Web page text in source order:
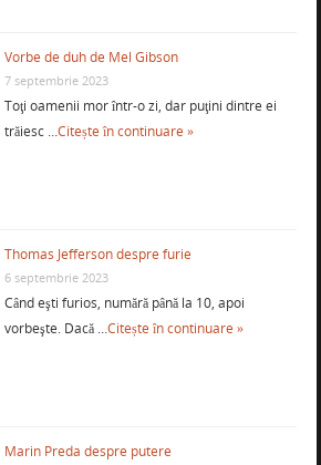
Vorbe de duh de Mel Gibson
7 septembrie 2023
Toţi oamenii mor într-o zi, dar puţini dintre ei
trăiesc …Citește în continuare »
Thomas Jefferson despre furie
6 septembrie 2023
Când eşti furios, numără până la 10, apoi
vorbeşte. Dacă …Citește în continuare »
Marin Preda despre putere